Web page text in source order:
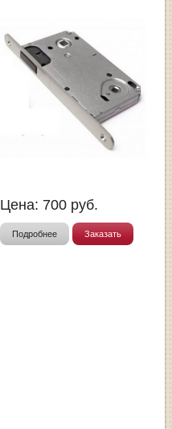
Цена: 700 руб.
Подробнее Заказать